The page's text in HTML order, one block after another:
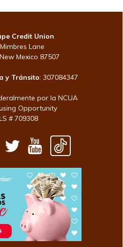
Credit Union
Lane
Mexico 87507
y Tránsito: 307084347
por la NCUA
Opportunity
# 709308